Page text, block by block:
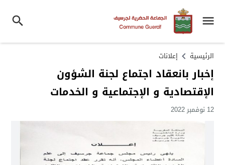
الرئيسية إعلانات
إخبار بانعقاد اجتماع لجنة الشؤون
الإقتصادية و الإجتماعية و الخدمات
12 نوفمبر 2022